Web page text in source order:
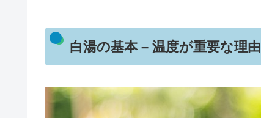
白湯の基本 – 温度が重要な理由